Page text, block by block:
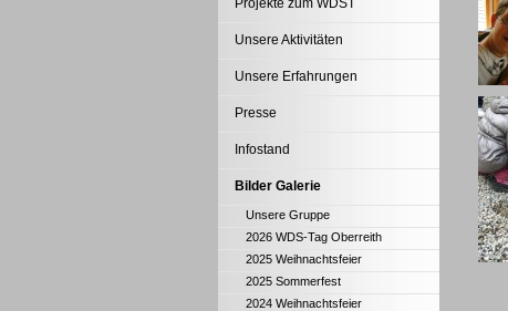
Projekte zum WDST
Unsere Aktivitäten
Unsere Erfahrungen
Presse
Infostand
Bilder Galerie
Unsere Gruppe
2026 WDS-Tag Oberreith
2025 Weihnachtsfeier
2025 Sommerfest
2024 Weihnachtsfeier